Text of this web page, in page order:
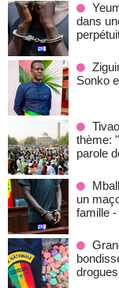
dans
Sonko
thème:
parole
un
famille -